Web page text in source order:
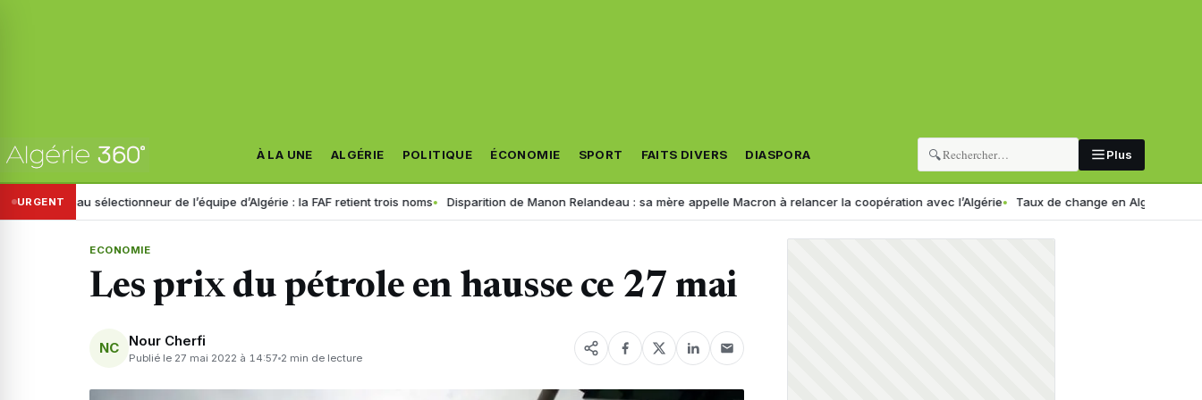
À LA UNE ALGÉRIE POLITIQUE ÉCONOMIE SPORT FAITS DIVERS DIASPORA 🔍 Plus
URGENTsélectionneur de l’équipe d’Algérie : la FAF retient trois noms Disparition de Manon Relandeau : sa mère appelle Macron à relancer la coopération avec l’Algérie Taux de change en Algérie : voici le
ECONOMIE
Les prix du pétrole en hausse ce 27 mai
NC Nour Cherfi
Publié le 27 mai 2022 à 14:57 2 min de lecture